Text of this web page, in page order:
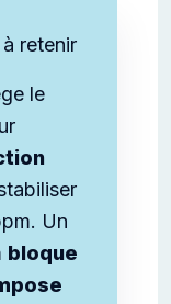
retenir
le
Un
bloque